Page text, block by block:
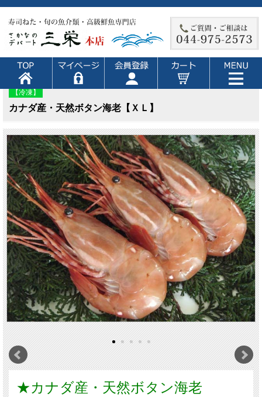
【冷凍】
カナダ産・天然ボタン海老【ＸＬ】
★カナダ産・天然ボタン海老